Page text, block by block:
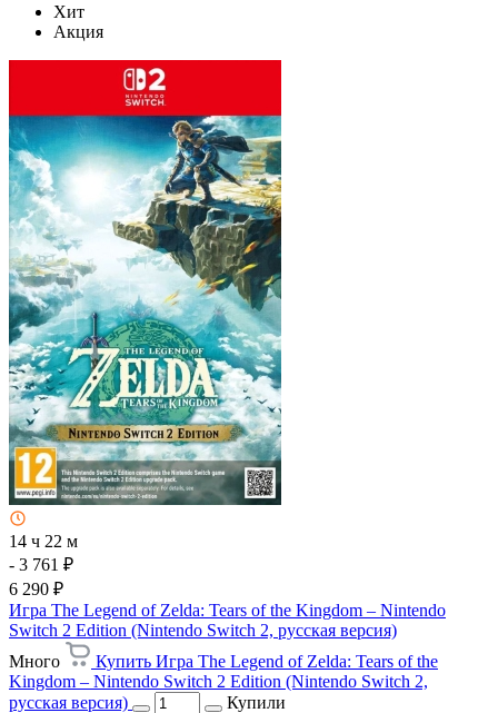
Хит
Акция
14 ч 22 м
- 3 761 ₽
6 290 ₽
Игра The Legend of Zelda: Tears of the Kingdom – Nintendo
Switch 2 Edition (Nintendo Switch 2, русская версия)
Много
Купить Игра The Legend of Zelda: Tears of the
Kingdom – Nintendo Switch 2 Edition (Nintendo Switch 2,
русская версия)
Купили